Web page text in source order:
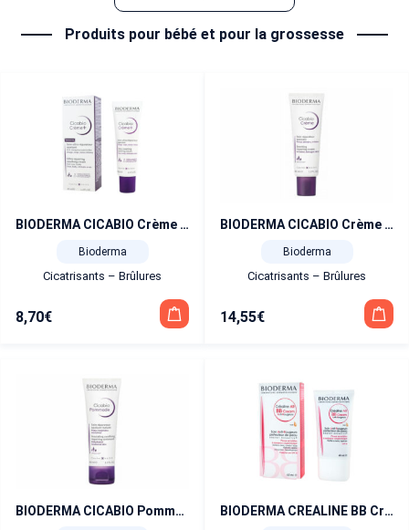
Produits pour bébé et pour la grossesse
BIODERMA CICABIO Crème +soin ultra-réparateur apaisant 40 ml
Bioderma
Cicatrisants – Brûlures
8,70€
BIODERMA CICABIO Crème cicatrisante 100ml
Bioderma
Cicatrisants – Brûlures
14,55€
BIODERMA CICABIO Pommade 40ml BIODERMA CREALINE BB Cream AR 40ml